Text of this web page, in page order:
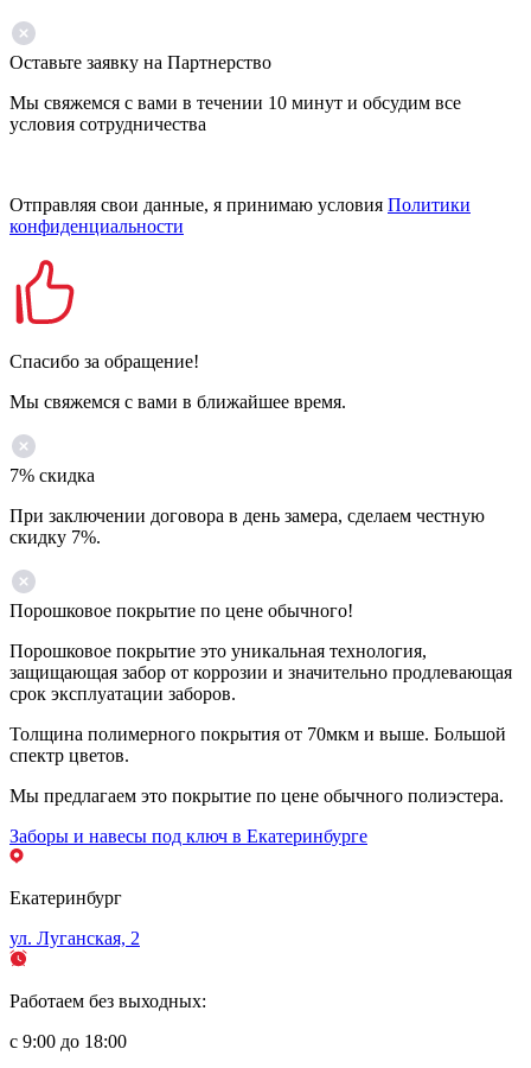
Оставьте заявку на Партнерство
Мы свяжемся с вами в течении 10 минут и обсудим все
условия сотрудничества
Отправляя свои данные, я принимаю условия Политики
конфиденциальности
Спасибо за обращение!
Мы свяжемся с вами в ближайшее время.
7% скидка
При заключении договора в день замера, сделаем честную
скидку 7%.
Порошковое покрытие по цене обычного!
Порошковое покрытие это уникальная технология,
защищающая забор от коррозии и значительно продлевающая
срок эксплуатации заборов.
Толщина полимерного покрытия от 70мкм и выше. Большой
спектр цветов.
Мы предлагаем это покрытие по цене обычного полиэстера.
Заборы и навесы под ключ в Екатеринбурге
Екатеринбург
ул. Луганская, 2
Работаем без выходных:
с 9:00 до 18:00